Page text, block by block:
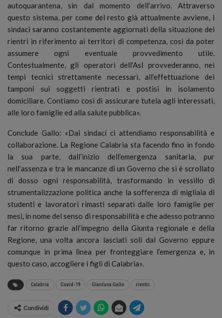
autoquarantena, sin dal momento dell’arrivo. Attraverso
questo sistema, per come del resto già attualmente avviene, i
sindaci saranno costantemente aggiornati della situazione dei
rientri in riferimento ai territori di competenza, così da poter
assumere ogni eventuale provvedimento utile.
Contestualmente, gli operatori dell’Asl provvederanno, nei
tempi tecnici strettamente necessari, all’effettuazione dei
tamponi sui soggetti rientrati e postisi in isolamento
domiciliare. Contiamo così di assicurare tutela agli interessati,
alle loro famiglie ed alla salute pubblica».
Conclude Gallo: «Dai sindaci ci attendiamo responsabilità e
collaborazione. La Regione Calabria sta facendo fino in fondo
la sua parte, dall’inizio dell’emergenza sanitaria, pur
nell’assenza e tra le mancanze di un Governo che si è scrollato
di dosso ogni responsabilità, trasformando in vessillo di
strumentalizzazione politica anche la sofferenza di migliaia di
studenti e lavoratori rimasti separati dalle loro famiglie per
mesi, in nome del senso di responsabilità e che adesso potranno
far ritorno grazie all’impegno della Giunta regionale e della
Regione, una volta ancora lasciati soli dal Governo eppure
comunque in prima linea per fronteggiare l’emergenza e, in
questo caso, accogliere i figli di Calabria».
Calabria Covid-19 Gianluca Gallo rientri
Condividi